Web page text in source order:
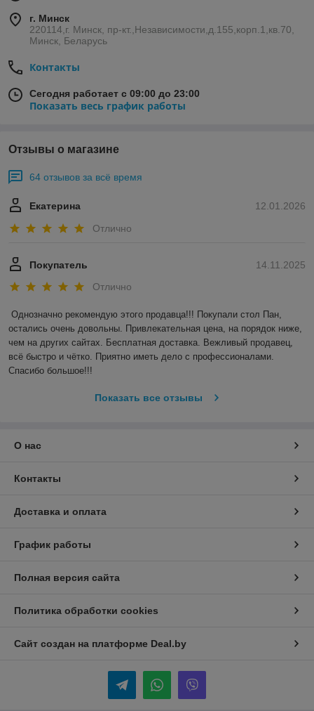
г. Минск
220114,г. Минск, пр-кт.,Независимости,д.155,корп.1,кв.70,
Минск, Беларусь
Контакты
Сегодня работает с 09:00 до 23:00
Показать весь график работы
Отзывы о магазине
64 отзывов за всё время
12.01.2026
Екатерина
Отлично
14.11.2025
Покупатель
Отлично
Однозначно рекомендую этого продавца!!! Покупали стол Пан,
остались очень довольны. Привлекательная цена, на порядок ниже,
чем на других сайтах. Бесплатная доставка. Вежливый продавец,
всё быстро и чётко. Приятно иметь дело с профессионалами.
Спасибо большое!!!
Показать все отзывы
О нас
Контакты
Доставка и оплата
График работы
Полная версия сайта
Политика обработки cookies
Сайт создан на платформе Deal.by